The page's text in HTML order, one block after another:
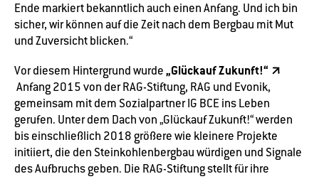
Ende markiert bekanntlich auch einen Anfang. Und ich bin
sicher, wir können auf die Zeit nach dem Bergbau mit Mut
und Zuversicht blicken.“
Vor diesem Hintergrund wurde„Glückauf Zukunft!“
Anfang 2015 von der RAG-Stiftung, RAG und Evonik,
gemeinsam mit dem Sozialpartner IG BCE ins Leben
gerufen. Unter dem Dach von „Glückauf Zukunft!“ werden
bis einschließlich 2018 größere wie kleinere Projekte
initiiert, die den Steinkohlenbergbau würdigen und Signale
des Aufbruchs geben. Die RAG-Stiftung stellt für ihre